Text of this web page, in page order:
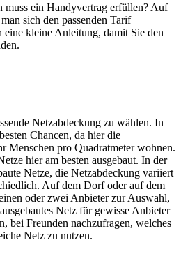
ein Handyvertrag erfüllen? Auf
sich den passenden Tarif
eine kleine Anleitung, damit Sie den
Netzabdeckung zu wählen. In
Chancen, da hier die
Menschen pro Quadratmeter wohnen.
hier am besten ausgebaut. In der
Netze, die Netzabdeckung variiert
Auf dem Dorf oder auf dem
oder zwei Anbieter zur Auswahl,
Netz für gewisse Anbieter
bei Freunden nachzufragen, welches
Netz zu nutzen.